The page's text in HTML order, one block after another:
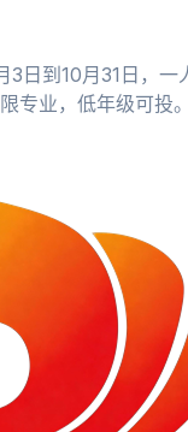
日到10月31日，一
专业，低年级可投。